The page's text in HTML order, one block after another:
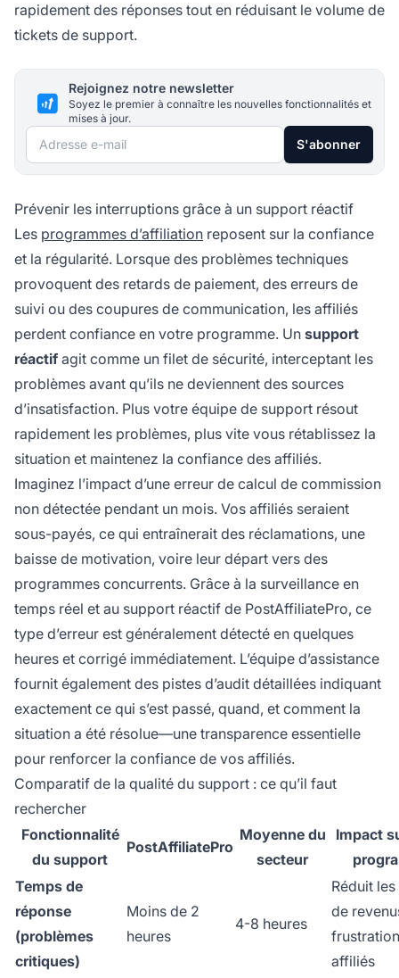
rapidement des réponses tout en réduisant le volume de
tickets de support.
Rejoignez notre newsletter
Soyez le premier à connaître les nouvelles fonctionnalités et
mises à jour.
Adresse e-mail S'abonner
Prévenir les interruptions grâce à un support réactif
Les programmes d’affiliation reposent sur la confiance
et la régularité. Lorsque des problèmes techniques
provoquent des retards de paiement, des erreurs de
suivi ou des coupures de communication, les affiliés
perdent confiance en votre programme. Un support
réactif agit comme un filet de sécurité, interceptant les
problèmes avant qu’ils ne deviennent des sources
d’insatisfaction. Plus votre équipe de support résout
rapidement les problèmes, plus vite vous rétablissez la
situation et maintenez la confiance des affiliés.
Imaginez l’impact d’une erreur de calcul de commission
non détectée pendant un mois. Vos affiliés seraient
sous-payés, ce qui entraînerait des réclamations, une
baisse de motivation, voire leur départ vers des
programmes concurrents. Grâce à la surveillance en
temps réel et au support réactif de PostAffiliatePro, ce
type d’erreur est généralement détecté en quelques
heures et corrigé immédiatement. L’équipe d’assistance
fournit également des pistes d’audit détaillées indiquant
exactement ce qui s’est passé, quand, et comment la
situation a été résolue—une transparence essentielle
pour renforcer la confiance de vos affiliés.
Comparatif de la qualité du support : ce qu’il faut
rechercher
Fonctionnalité
du support
PostAffiliatePro
Moyenne du
secteur
Impact
Temps de
réponse
(problèmes
critiques)
Moins de 2
heures
4-8 heures
Réduit
de
affiliés